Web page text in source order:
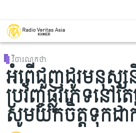
វិចារណកថា
អំពើជួញដូរមនុស្ស
ប្រវ័ញ្ចផ្លូវភេទនៅត
សូមយកចិត្តទុកដា